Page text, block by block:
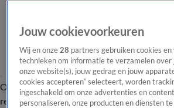
Overzicht Laatste nieuws Regionieuws Het
redactie
Jouw cookievoorkeuren
Wij en onze28 partners gebruiken cookies
technieken om informatie te verzamelen over
onze website(s), jouw gedrag en jouw
cookies accepteren” selecteert, worden
ingeschakeld om onze advertenties en
personaliseren, onze producten en diensten